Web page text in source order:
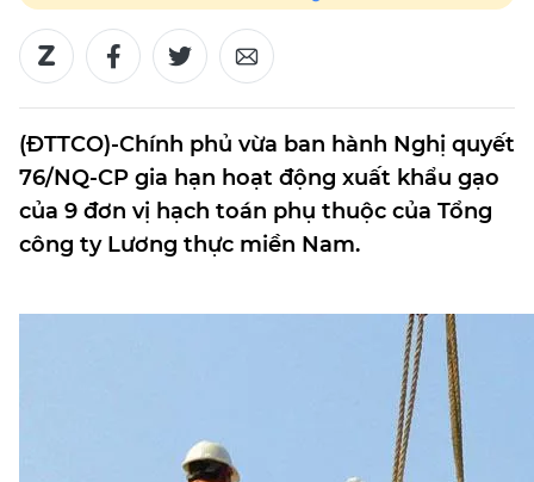
(ĐTTCO)-Chính phủ vừa ban hành Nghị quyết
76/NQ-CP gia hạn hoạt động xuất khẩu gạo
của 9 đơn vị hạch toán phụ thuộc của Tổng
công ty Lương thực miền Nam.